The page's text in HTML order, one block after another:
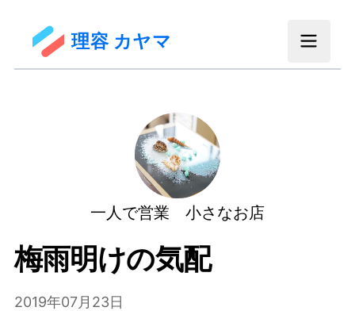
理容 カヤマ
一人で営業 小さなお店
梅雨明けの気配
2019年07月23日